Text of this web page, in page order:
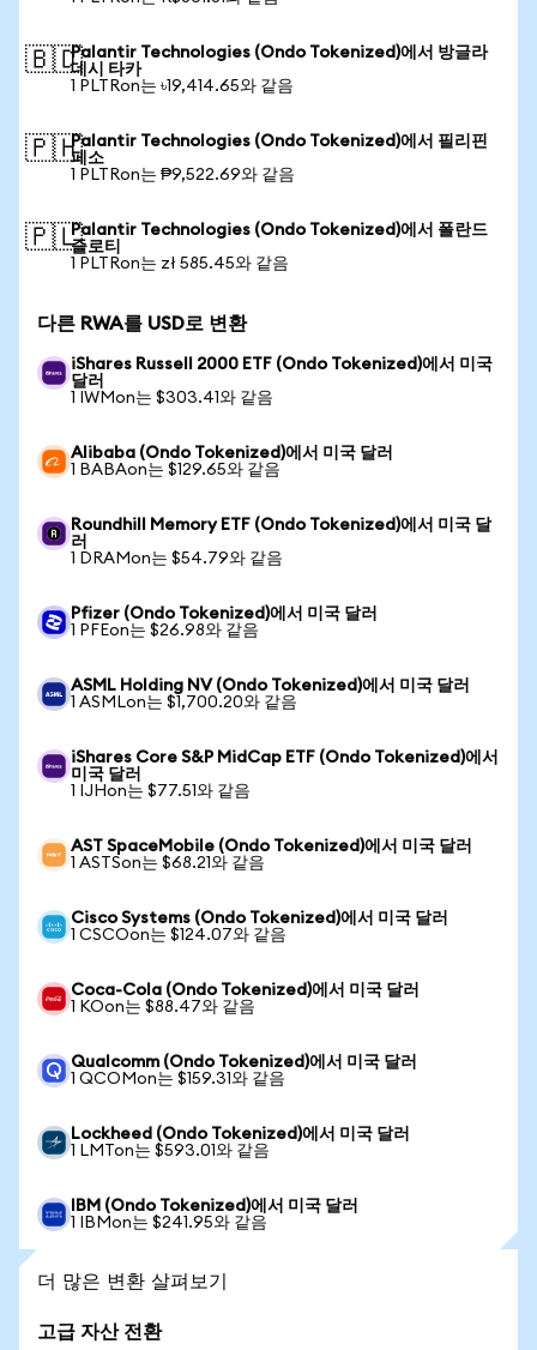
🇧🇩Palantir Technologies (Ondo Tokenized)에서 방글라
데시 타카
1 PLTRon는 ৳19,414.65와 같음
🇵🇭Palantir Technologies (Ondo Tokenized)에서 필리핀
페소
1 PLTRon는 ₱9,522.69와 같음
🇵🇱Palantir Technologies (Ondo Tokenized)에서 폴란드
즐로티
1 PLTRon는 zł 585.45와 같음
다른 RWA를 USD로 변환
iShares Russell 2000 ETF (Ondo Tokenized)에서 미국
달러
1 IWMon는 $303.41와 같음
Alibaba (Ondo Tokenized)에서 미국 달러
1 BABAon는 $129.65와 같음
Roundhill Memory ETF (Ondo Tokenized)에서 미국 달
러
1 DRAMon는 $54.79와 같음
Pfizer (Ondo Tokenized)에서 미국 달러
1 PFEon는 $26.98와 같음
ASML Holding NV (Ondo Tokenized)에서 미국 달러
1 ASMLon는 $1,700.20와 같음
iShares Core S&P MidCap ETF (Ondo Tokenized)에서
미국 달러
1 IJHon는 $77.51와 같음
AST SpaceMobile (Ondo Tokenized)에서 미국 달러
1 ASTSon는 $68.21와 같음
Cisco Systems (Ondo Tokenized)에서 미국 달러
1 CSCOon는 $124.07와 같음
Coca-Cola (Ondo Tokenized)에서 미국 달러
1 KOon는 $88.47와 같음
Qualcomm (Ondo Tokenized)에서 미국 달러
1 QCOMon는 $159.31와 같음
Lockheed (Ondo Tokenized)에서 미국 달러
1 LMTon는 $593.01와 같음
IBM (Ondo Tokenized)에서 미국 달러
1 IBMon는 $241.95와 같음
더 많은 변환 살펴보기
고급 자산 전환